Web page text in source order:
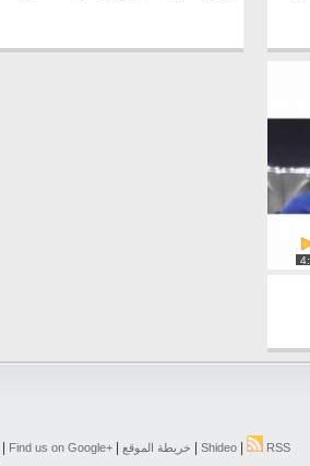
Shideo RSS خريطة الموقع Find us on ‪Google+‬‏